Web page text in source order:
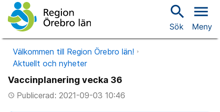
search
Sök
menu
Meny
Välkommen till Region Örebro län!
Aktuellt och nyheter
Vaccinplanering vecka 36
access_timePublicerad: 2021-09-03 10:46